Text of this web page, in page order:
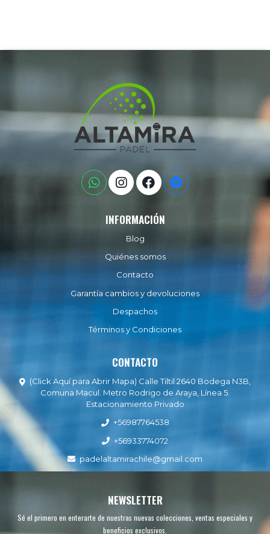
INFORMACIÓN
Blog
Quiénes somos
Contacto
Garantía cambios y devoluciones
Despachos
Términos y Condiciones
CONTACTO
(Click Aquí para Abrir Mapa) Calle Tiltil 2640 Bodega N3B,
Comuna Macul. Metro Rodrigo de Araya, Línea 5.
Estacionamiento Privado
+56987764538
+56933774072
padelaltamirachile@gmail.com
NEWSLETTER
Sé el primero en enterarte de nuestras nuevas colecciones, ventas especiales y
beneficios exclusivos.